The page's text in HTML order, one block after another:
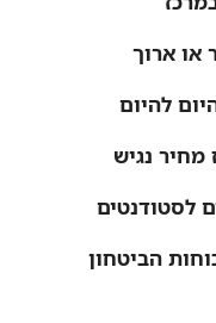
או ארוך
להיום
מחיר נגיש
לסטודנטים
הביטחון